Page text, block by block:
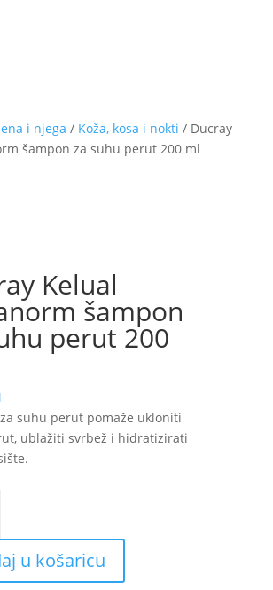
i njega / Koža, kosa i nokti / Ducray
šampon za suhu perut 200 ml
Kelual
šampon
perut 200
suhu perut pomaže ukloniti
ublažiti svrbež i hidratizirati
u košaricu